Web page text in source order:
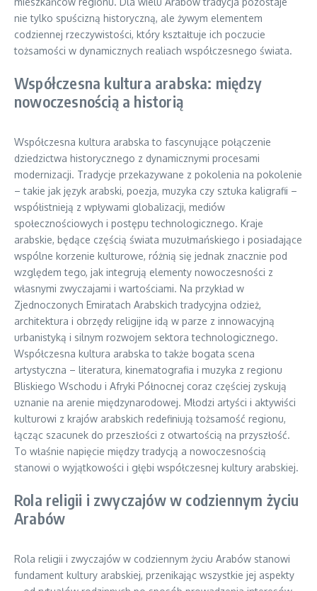
nie tylko spuścizną historyczną, ale żywym elementem
codziennej rzeczywistości, który kształtuje ich poczucie
tożsamości w dynamicznych realiach współczesnego świata.
Współczesna kultura arabska: między
nowoczesnością a historią
Współczesna kultura arabska to fascynujące połączenie
dziedzictwa historycznego z dynamicznymi procesami
modernizacji. Tradycje przekazywane z pokolenia na pokolenie
– takie jak język arabski, poezja, muzyka czy sztuka kaligrafii –
współistnieją z wpływami globalizacji, mediów
społecznościowych i postępu technologicznego. Kraje
arabskie, będące częścią świata muzułmańskiego i posiadające
wspólne korzenie kulturowe, różnią się jednak znacznie pod
względem tego, jak integrują elementy nowoczesności z
własnymi zwyczajami i wartościami. Na przykład w
Zjednoczonych Emiratach Arabskich tradycyjna odzież,
architektura i obrzędy religijne idą w parze z innowacyjną
urbanistyką i silnym rozwojem sektora technologicznego.
Współczesna kultura arabska to także bogata scena
artystyczna – literatura, kinematografia i muzyka z regionu
Bliskiego Wschodu i Afryki Północnej coraz częściej zyskują
uznanie na arenie międzynarodowej. Młodzi artyści i aktywiści
kulturowi z krajów arabskich redefiniują tożsamość regionu,
łącząc szacunek do przeszłości z otwartością na przyszłość.
To właśnie napięcie między tradycją a nowoczesnością
stanowi o wyjątkowości i głębi współczesnej kultury arabskiej.
Rola religii i zwyczajów w codziennym życiu
Arabów
Rola religii i zwyczajów w codziennym życiu Arabów stanowi
fundament kultury arabskiej, przenikając wszystkie jej aspekty